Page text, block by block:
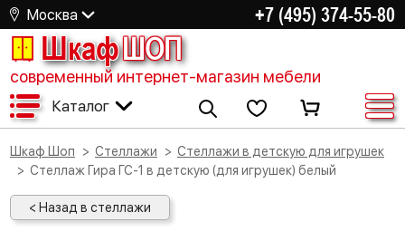
Москва +7 (495) 374-55-80
ШкафШОП
современный интернет-магазин мебели
Каталог
Шкаф Шоп Стеллажи
Стеллажи в детскую для игрушек
Стеллаж Гира ГС-1 в детскую (для игрушек) белый
< Назад в стеллажи